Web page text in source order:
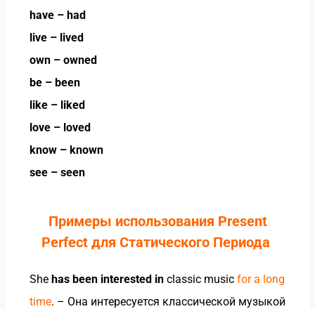
have – had
live – lived
own – owned
be – been
like – liked
love – loved
know – known
see – seen
Примеры использования Present
Perfect для Статического Периода
She has been interested in classic music for a long
time. – Она интересуется классической музыкой